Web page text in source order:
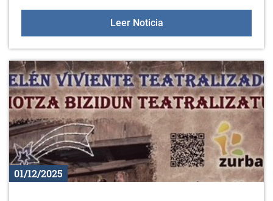
Leer NoticiaUnidad VIDOC para
01/12/2025